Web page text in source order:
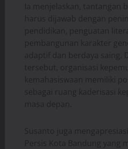
Ia menjelaskan, tantangan
harus dijawab dengan
pendidikan, penguatan
pembangunan karakter
adaptif dan berdaya saing.
tersebut, organisasi
kemahasiswaan memiliki
sebagai ruang kaderisasi
masa depan.
Susanto juga
Persis Kota Bandung yang